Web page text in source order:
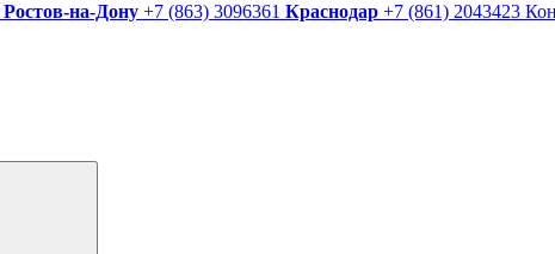
Ростов-на-Дону +7 (863) 3096361 Краснодар +7 (861) 2043423